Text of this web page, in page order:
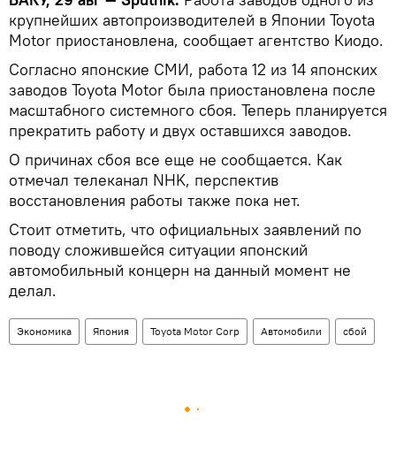
крупнейших автопроизводителей в Японии Toyota
Motor приостановлена, сообщает агентство Киодо.
Согласно японские СМИ, работа 12 из 14 японских
заводов Toyota Motor была приостановлена после
масштабного системного сбоя. Теперь планируется
прекратить работу и двух оставшихся заводов.
О причинах сбоя все еще не сообщается. Как
отмечал телеканал NHK, перспектив
восстановления работы также пока нет.
Стоит отметить, что официальных заявлений по
поводу сложившейся ситуации японский
автомобильный концерн на данный момент не
делал.
Экономика Япония Toyota Motor Corp Автомобили сбой